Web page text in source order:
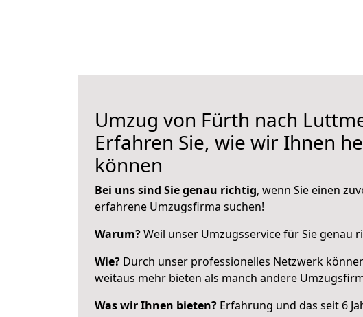
Umzug von Fürth nach
Erfahren Sie, wie wir Ihnen
können
Bei uns sind Sie genau richtig, wenn Sie einen
erfahrene Umzugsfirma suchen!
Warum?Weil unser Umzugsservice für Sie genau
Wie? Durch unser professionelles Netzwerk
weitaus mehr bieten als manch andere
Was wir Ihnen bieten? Erfahrung und das seit 6